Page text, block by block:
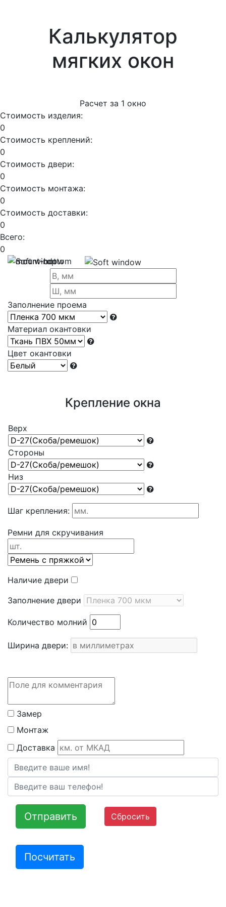
Калькулятор
мягких окон
Расчет за 1 окно
Стоимость изделия:
0
Стоимость креплений:
0
Стоимость двери:
0
Стоимость монтажа:
0
Стоимость доставки:
0
Всего:
0
Заполнение проема
Материал окантовки
Цвет окантовки
Крепление окна
Верх
Стороны
Низ
Шаг крепления:
Ремни для скручивания
Наличие двери
Заполнение двери
Количество молний
Ширина двери:
Замер
Монтаж
Доставка